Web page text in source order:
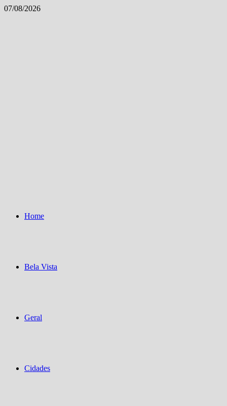
Skip
07/08/2026
Home
Bela Vista
Geral
Cidades